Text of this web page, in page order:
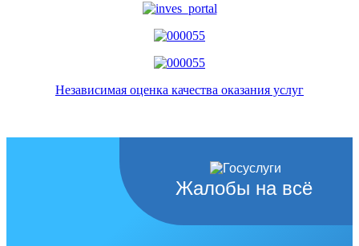
Независимая оценка качества оказания услуг
Жалобы на всё